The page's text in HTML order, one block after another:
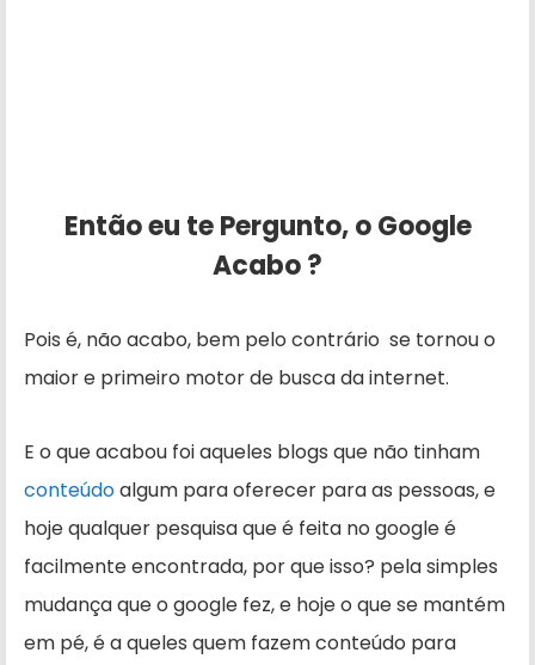
Então eu te Pergunto, o Google
Acabo ?
Pois é, não acabo, bem pelo contrário se tornou o
maior e primeiro motor de busca da internet.
E o que acabou foi aqueles blogs que não tinham
conteúdoalgum para oferecer para as pessoas, e
hoje qualquer pesquisa que é feita no google é
facilmente encontrada, por que isso? pela simples
mudança que o google fez, e hoje o que se mantém
em pé, é a queles quem fazem conteúdo para